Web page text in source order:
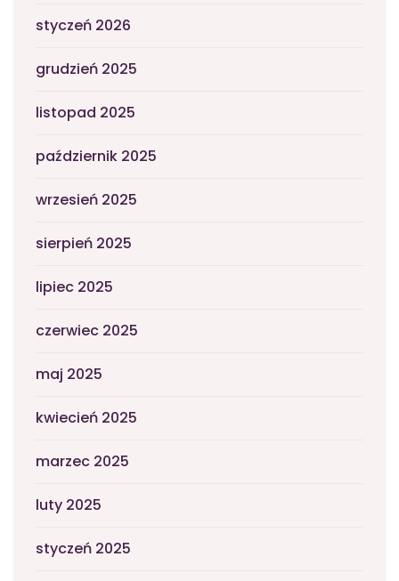
styczeń 2026
grudzień 2025
listopad 2025
październik 2025
wrzesień 2025
sierpień 2025
lipiec 2025
czerwiec 2025
maj 2025
kwiecień 2025
marzec 2025
luty 2025
styczeń 2025